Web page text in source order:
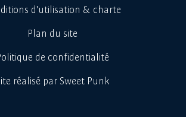
d'utilisation & charte
Plan du site
de confidentialité
réalisé par Sweet Punk